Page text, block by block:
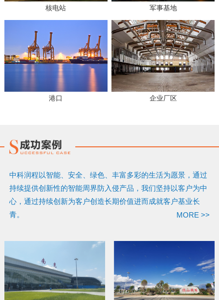
核电站 军事基地
港口 企业厂区
中科润程以智能、安全、绿色、丰富多彩的生活为愿景，通过
持续提供创新性的智能周界防入侵产品，我们坚持以客户为中
心，通过持续创新为客户创造长期价值进而成就客户基业长
青。
MORE >>